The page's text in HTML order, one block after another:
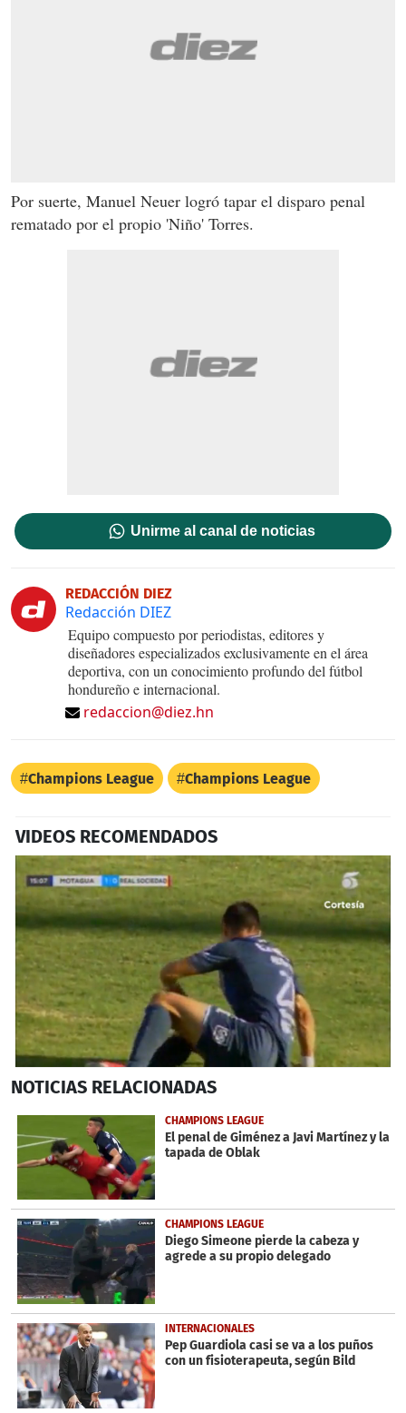
Por suerte, Manuel Neuer logró tapar el disparo penal
rematado por el propio 'Niño' Torres.
Unirme al canal de noticias
REDACCIÓN DIEZ
Redacción DIEZ
Equipo compuesto por periodistas, editores y
diseñadores especializados exclusivamente en el área
deportiva, con un conocimiento profundo del fútbol
hondureño e internacional.
redaccion@diez.hn
Champions League Champions League
VIDEOS RECOMENDADOS
seconds
41
seconds
NOTICIAS RELACIONADAS
CHAMPIONS LEAGUE
El penal de Giménez a Javi Martínez y la
tapada de Oblak
CHAMPIONS LEAGUE
Diego Simeone pierde la cabeza y
agrede a su propio delegado
INTERNACIONALES
Pep Guardiola casi se va a los puños
con un fisioterapeuta, según Bild